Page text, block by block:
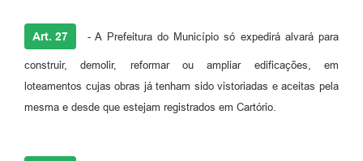
Art. 27 - A Prefeitura do Município só expedirá alvará para
construir, demolir, reformar ou ampliar edificações, em
loteamentos cujas obras já tenham sido vistoriadas e aceitas pela
mesma e desde que estejam registrados em Cartório.